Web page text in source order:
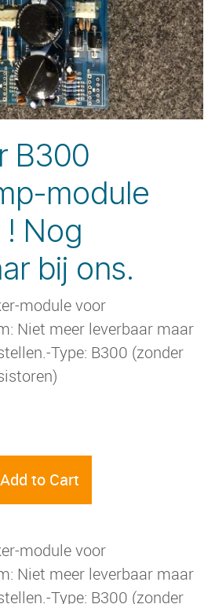
B300
module
Nog
bij ons.
module voor
Niet meer leverbaar maar
Type: B300 (zonder
Add to Cart
module voor
Niet meer leverbaar maar
Type: B300 (zonder